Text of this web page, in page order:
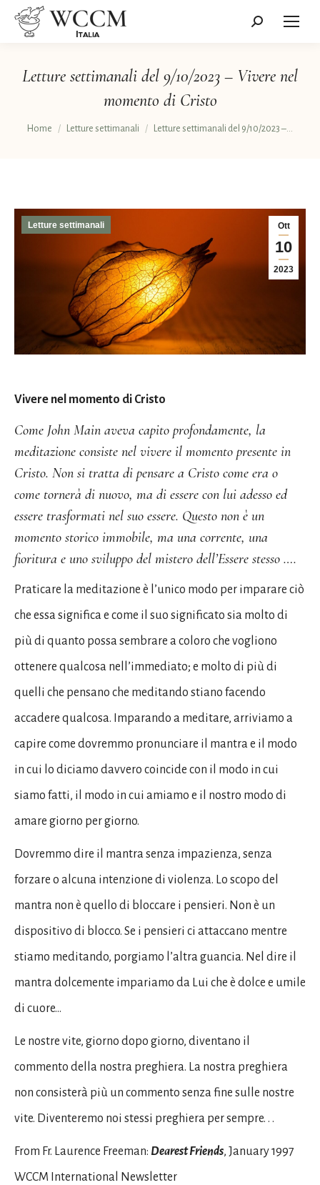
Cerca:
Letture settimanali del 9/10/2023 – Vivere nel
momento di Cristo
Tu sei qui:
Home Letture settimanali Letture settimanali del 9/10/2023 –…
Ott
10
2023
Letture settimanali
Vivere nel momento di Cristo
Come John Main aveva capito profondamente, la
meditazione consiste nel vivere il momento presente in
Cristo. Non si tratta di pensare a Cristo come era o
come tornerà di nuovo, ma di essere con lui adesso ed
essere trasformati nel suo essere. Questo non è un
momento storico immobile, ma una corrente, una
fioritura e uno sviluppo del mistero dell’Essere stesso ….
Praticare la meditazione è l’unico modo per imparare ciò
che essa significa e come il suo significato sia molto di
più di quanto possa sembrare a coloro che vogliono
ottenere qualcosa nell’immediato; e molto di più di
quelli che pensano che meditando stiano facendo
accadere qualcosa. Imparando a meditare, arriviamo a
capire come dovremmo pronunciare il mantra e il modo
in cui lo diciamo davvero coincide con il modo in cui
siamo fatti, il modo in cui amiamo e il nostro modo di
amare giorno per giorno.
Dovremmo dire il mantra senza impazienza, senza
forzare o alcuna intenzione di violenza. Lo scopo del
mantra non è quello di bloccare i pensieri. Non è un
dispositivo di blocco. Se i pensieri ci attaccano mentre
stiamo meditando, porgiamo l’altra guancia. Nel dire il
mantra dolcemente impariamo da Lui che è dolce e umile
di cuore…
Le nostre vite, giorno dopo giorno, diventano il
commento della nostra preghiera. La nostra preghiera
non consisterà più un commento senza fine sulle nostre
vite. Diventeremo noi stessi preghiera per sempre. . .
From Fr. Laurence Freeman: Dearest Friends, January 1997
WCCM International Newsletter